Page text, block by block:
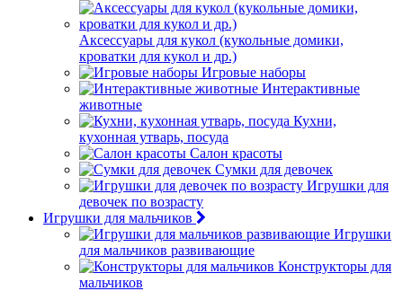
Аксессуары для кукол (кукольные домики,
кроватки для кукол и др.)
Игровые наборы
Интерактивные
животные
Кухни,
кухонная утварь, посуда
Салон красоты
Сумки для девочек
Игрушки для
девочек по возрасту
Игрушки для мальчиков
Игрушки
для мальчиков развивающие
Конструкторы для
мальчиков